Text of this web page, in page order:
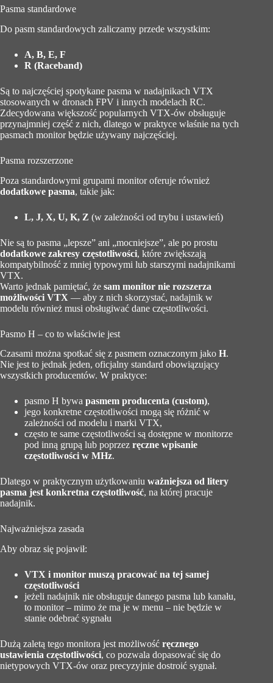
Pasma standardowe
Do pasm standardowych zaliczamy przede wszystkim:
A, B, E, F
R (Raceband)
Są to najczęściej spotykane pasma w nadajnikach VTX
stosowanych w dronach FPV i innych modelach RC.
Zdecydowana większość popularnych VTX-ów obsługuje
przynajmniej część z nich, dlatego w praktyce właśnie na tych
pasmach monitor będzie używany najczęściej.
Pasma rozszerzone
Poza standardowymi grupami monitor oferuje również
dodatkowe pasma, takie jak:
L, J, X, U, K, Z (w zależności od trybu i ustawień)
Nie są to pasma „lepsze” ani „mocniejsze”, ale po prostu
dodatkowe zakresy częstotliwości, które zwiększają
kompatybilność z mniej typowymi lub starszymi nadajnikami
VTX.
Warto jednak pamiętać, że sam monitor nie rozszerza
możliwości VTX — aby z nich skorzystać, nadajnik w
modelu również musi obsługiwać dane częstotliwości.
Pasmo H – co to właściwie jest
Czasami można spotkać się z pasmem oznaczonym jako H.
Nie jest to jednak jeden, oficjalny standard obowiązujący
wszystkich producentów. W praktyce:
pasmo H bywa pasmem producenta (custom),
jego konkretne częstotliwości mogą się różnić w
zależności od modelu i marki VTX,
często te same częstotliwości są dostępne w monitorze
pod inną grupą lub poprzez ręczne wpisanie
częstotliwości w MHz.
Dlatego w praktycznym użytkowaniu ważniejsza od litery
pasma jest konkretna częstotliwość, na której pracuje
nadajnik.
Najważniejsza zasada
Aby obraz się pojawił:
VTX i monitor muszą pracować na tej samej
częstotliwości
jeżeli nadajnik nie obsługuje danego pasma lub kanału,
to monitor – mimo że ma je w menu – nie będzie w
stanie odebrać sygnału
Dużą zaletą tego monitora jest możliwość ręcznego
ustawienia częstotliwości, co pozwala dopasować się do
nietypowych VTX-ów oraz precyzyjnie dostroić sygnał.